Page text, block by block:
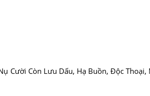
Cười Còn Lưu Dấu, Hạ Buồn, Độc